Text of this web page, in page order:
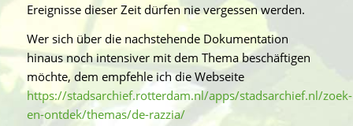
Ereignisse dieser Zeit dürfen nie vergessen werden.
Wer sich über die nachstehende Dokumentation
hinaus noch intensiver mit dem Thema beschäftigen
möchte, dem empfehle ich die Webseite
https://stadsarchief.rotterdam.nl/apps/stadsarchief.nl/zoek-
en-ontdek/themas/de-razzia/